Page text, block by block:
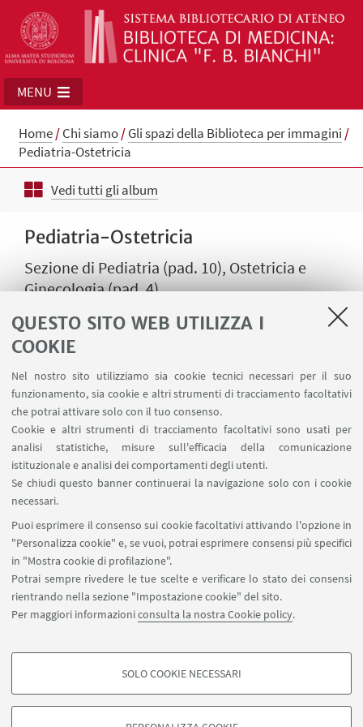
QUESTO SITO WEB UTILIZZA I
COOKIE
Nel nostro sito utilizziamo sia cookie tecnici necessari per il suo
funzionamento, sia cookie e altri strumenti di tracciamento facoltativi
che potrai attivare solo con il tuo consenso.
Cookie e altri strumenti di tracciamento facoltativi sono usati per
analisi statistiche, misure sull'efficacia della comunicazione
istituzionale e analisi dei comportamenti degli utenti.
Se chiudi questo banner continuerai la navigazione solo con i cookie
necessari.
Puoi esprimere il consenso sui cookie facoltativi attivando l'opzione in
"Personalizza cookie" e, se vuoi, potrai esprimere consensi più specifici
in "Mostra cookie di profilazione".
Potrai sempre rivedere le tue scelte e verificare lo stato dei consensi
rientrando nella sezione "Impostazione cookie" del sito.
Per maggiori informazioniconsulta la nostra Cookie policy.
COOKIE DI PROFILAZIONE - FACOLTATIVI
SOLO COOKIE NECESSARI
MENU
Home/Chi siamo/Gli spazi della Biblioteca per immagini /
Pediatria-Ostetricia
Vedi tutti gli album
Pediatria-Ostetricia
Sezione di Pediatria (pad. 10), Ostetricia e
Ginecologia (pad. 4)
Via Massarenti 9, Bologna
051 2098541
SBA - Sistema Bibliotecario di Ateneo